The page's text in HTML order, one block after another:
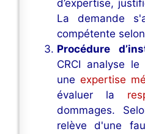
d’expertise,
La demande
compétente
Procédure
CRCI analyse
une expertise
évaluer la
dommages.
relève d'une